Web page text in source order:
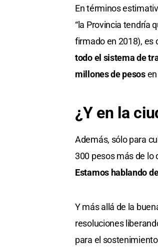
En términos
“la Provincia tendría
firmado en 2018), es
todo el sistema de
millones de pesosen
¿Y en la
Además, sólo para
300 pesos más de lo
Estamos hablando
Y más allá de la
resoluciones
para el